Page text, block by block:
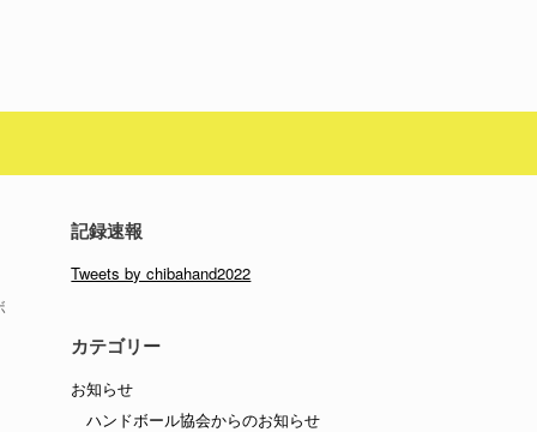
記録速報
Tweets by chibahand2022
カテゴリー
お知らせ
ハンドボール協会からのお知らせ